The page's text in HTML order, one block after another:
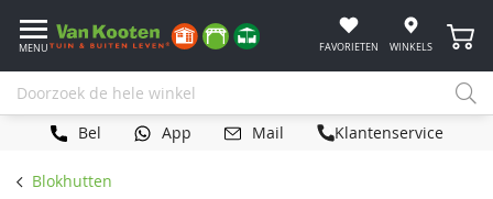
MENU FAVORIETEN WINKELS
Bel App Mail Klantenservice
Blokhutten